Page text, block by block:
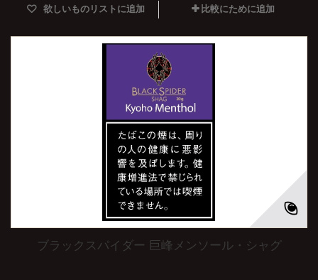
欲しいものリストに追加 比較にために追加
ブラックスパイダー 巨峰メンソール・シャグ